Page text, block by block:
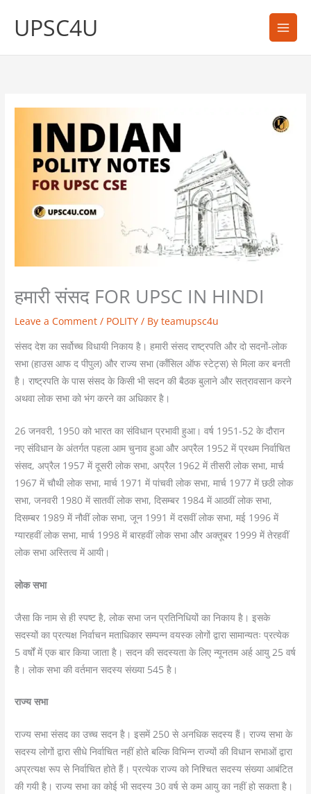
UPSC4U
हमारी संसद FOR UPSC IN HINDI
Leave a Comment / POLITY / Byteamupsc4u
संसद देश का सर्वोच्च विधायी निकाय है। हमारी संसद राष्ट्रपति और दो सदनों-लोक
सभा (हाउस आफ द पीपुल) और राज्य सभा (काँसिल ऑफ स्टेट्स) से मिला कर बनती
है। राष्ट्रपति के पास संसद के किसी भी सदन की बैठक बुलाने और सत्रावसान करने
अथवा लोक सभा को भंग करने का अधिकार है।
26 जनवरी, 1950 को भारत का संविधान प्रभावी हुआ। वर्ष 1951-52 के दौरान
नए संविधान के अंतर्गत पहला आम चुनाव हुआ और अप्रैल 1952 में प्रथम निर्वाचित
संसद, अप्रैल 1957 में दूसरी लोक सभा, अप्रैल 1962 में तीसरी लोक सभा, मार्च
1967 में चौथी लोक सभा, मार्च 1971 में पांचवी लोक सभा, मार्च 1977 में छठी लोक
सभा, जनवरी 1980 में सातवीं लोक सभा, दिसम्बर 1984 में आठवीं लोक सभा,
दिसम्बर 1989 में नौवीं लोक सभा, जून 1991 में दसवीं लोक सभा, मई 1996 में
ग्यारहवीं लोक सभा, मार्च 1998 में बारहवीं लोक सभा और अक्तूबर 1999 में तेरहवीं
लोक सभा अस्तित्व में आयी।
लोक सभा
जैसा कि नाम से ही स्पष्ट है, लोक सभा जन प्रतिनिधियों का निकाय है। इसके
सदस्यों का प्रत्यक्ष निर्वाचन मताधिकार सम्पन्न वयस्क लोगों द्वारा सामान्यतः प्रत्येक
5 वर्षों में एक बार किया जाता है। सदन की सदस्यता के लिए न्यूनतम अर्ह आयु 25 वर्ष
है। लोक सभा की वर्तमान सदस्य संख्या 545 है।
राज्य सभा
राज्य सभा संसद का उच्च सदन है। इसमें 250 से अनधिक सदस्य हैं। राज्य सभा के
सदस्य लोगों द्वारा सीधे निर्वाचित नहीं होते बल्कि विभिन्न राज्यों की विधान सभाओं द्वारा
अप्रत्यक्ष रूप से निर्वाचित होते हैं। प्रत्येक राज्य को निश्चित सदस्य संख्या आबंटित
की गयी है। राज्य सभा का कोई भी सदस्य 30 वर्ष से कम आयु का नहीं हो सकता है।